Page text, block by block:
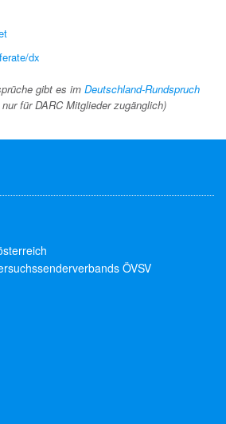
dx
gibt es im Deutschland-Rundspruch
für DARC Mitglieder zugänglich)
ÖVSV